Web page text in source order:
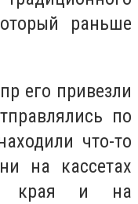
раньше
его привезли
по
что-то
на кассетах
края и на